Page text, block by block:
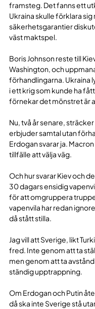
framsteg. Det fanns ett
Ukraina skulle förklara
säkerhetsgarantier
väst maktspel.
Boris Johnson reste till
Washington, och
förhandlingarna. Ukraina
i ett krig som kunde ha
förnekar det mönstret är
Nu, två år senare,
erbjuder samtal utan
Erdogan svarar ja.
tillfälle att välja väg.
Och hur svarar Kiev och
30 dagars ensidig
för att omgruppera
vapenvila har redan
då stått stilla.
Jag vill att Sverige, likt
fred. Inte genom att ta
men genom att ta
ständig upptrappning.
Om Erdogan och Putin
då ska inte Sverige stå